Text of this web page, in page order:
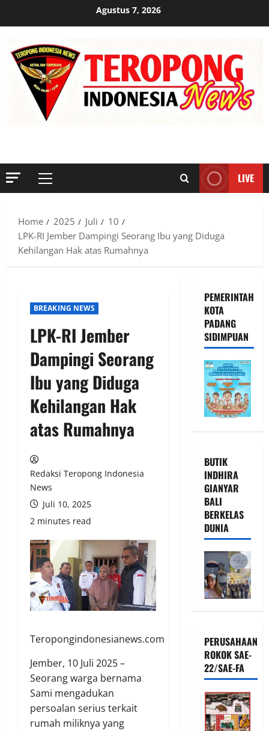
Agustus 7, 2026
Primary
LIVE
Home 2025 Juli
10
LPK-RI Jember Dampingi Seorang Ibu yang Diduga
Kehilangan Hak atas Rumahnya
BREAKING NEWS
LPK-RI Jember
Dampingi Seorang
Ibu yang Diduga
Kehilangan Hak
atas Rumahnya
Redaksi Teropong Indonesia
News
Juli 10, 2025
2 minutes read
Teropongindonesianews.com
Jember, 10 Juli 2025 –
Seorang warga bernama
Sami mengadukan
persoalan serius terkait
rumah miliknya yang
PEMERINTAH
KOTA
PADANG
SIDIMPUAN
BUTIK
INDHIRA
GIANYAR
BALI
BERKELAS
DUNIA
PERUSAHAAN
ROKOK SAE-
22/SAE-FA